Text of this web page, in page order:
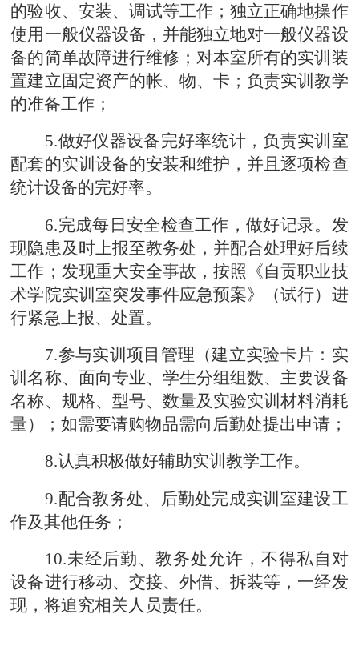
的验收、安装、调试等工作；独立正确地操作
使用一般仪器设备，并能独立地对一般仪器设
备的简单故障进行维修；对本室所有的实训装
置建立固定资产的帐、物、卡；负责实训教学
的准备工作；
5.做好仪器设备完好率统计，负责实训室
配套的实训设备的安装和维护，并且逐项检查
统计设备的完好率。
6.完成每日安全检查工作，做好记录。发
现隐患及时上报至教务处，并配合处理好后续
工作；发现重大安全事故，按照《自贡职业技
术学院实训室突发事件应急预案》（试行）进
行紧急上报、处置。
7.参与实训项目管理（建立实验卡片：实
训名称、面向专业、学生分组组数、主要设备
名称、规格、型号、数量及实验实训材料消耗
量）；如需要请购物品需向 后勤处提出申请；
8.认真积极做好辅助实训教学工作。
9.配合教务处、后勤处完成实训室建设工
作及其他任务；
10.未经后勤、教务处 允许，不得私自对
设备进行移动、交接、外借、拆装等，一经发
现，将追究相关人员责任。